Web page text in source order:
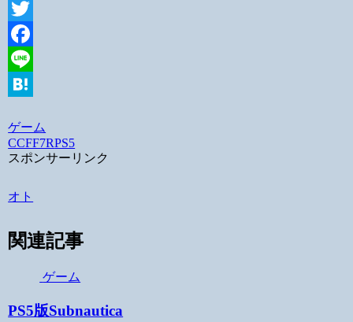
Twitter
Facebook
Line
ゲーム
CCFF7RPS5
スポンサーリンク
オト
関連記事
ゲーム
PS5版Subnautica